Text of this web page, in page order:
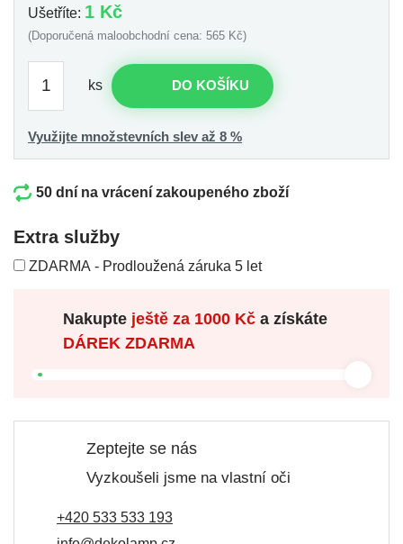
Ušetříte: 1 Kč
(Doporučená maloobchodní cena: 565 Kč)
ks DO KOŠÍKU
Využijte množstevních slev až 8 %
50 dní na vrácení zakoupeného zboží
Extra služby
ZDARMA - Prodloužená záruka 5 let
Nakupte ještě za1000 Kča získáte
DÁREK ZDARMA
Zeptejte se nás
Vyzkoušeli jsme na vlastní oči
+420 533 533 193